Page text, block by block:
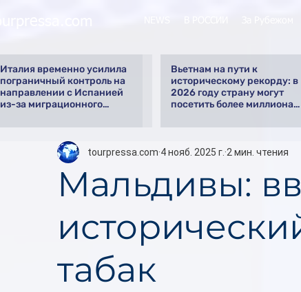
Италия временно усилила
пограничный контроль на
направлении с Испанией
из-за миграционного
Вьетнам на пути к
историческому рекорду: в
2026 году страну могут
посетить более миллиона
Мальдивы:
табак
tourpressa.com 4 нояб. 2025 г. 2 мин. чтения